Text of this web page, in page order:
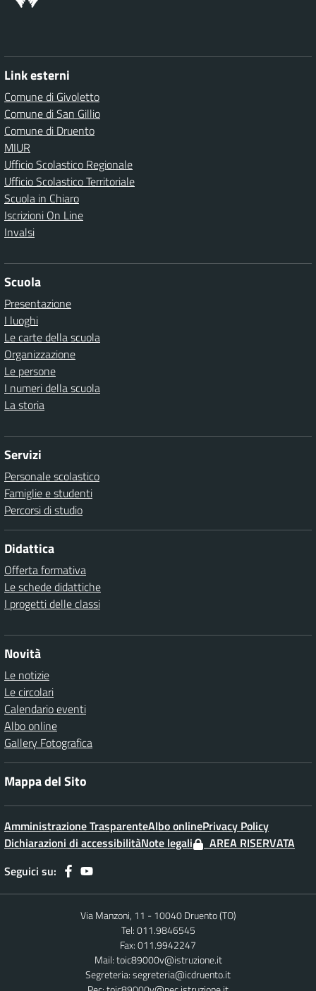
Link esterni
Comune di Givoletto
Comune di San Gillio
Comune di Druento
MIUR
Ufficio Scolastico Regionale
Ufficio Scolastico Territoriale
Scuola in Chiaro
Iscrizioni On Line
Invalsi
Scuola
Presentazione
I luoghi
Le carte della scuola
Organizzazione
Le persone
I numeri della scuola
La storia
Servizi
Personale scolastico
Famiglie e studenti
Percorsi di studio
Didattica
Offerta formativa
Le schede didattiche
I progetti delle classi
Novità
Le notizie
Le circolari
Calendario eventi
Albo online
Gallery Fotografica
Mappa del Sito
Amministrazione TrasparenteAlbo onlinePrivacy Policy
Dichiarazioni di accessibilitàNote legali
AREA RISERVATA
Seguici su:
Via Manzoni, 11 - 10040 Druento (TO)
Tel: 011.9846545
Fax: 011.9942247
Mail:toic89000v@istruzione.it
Segreteria:segreteria@icdruento.it